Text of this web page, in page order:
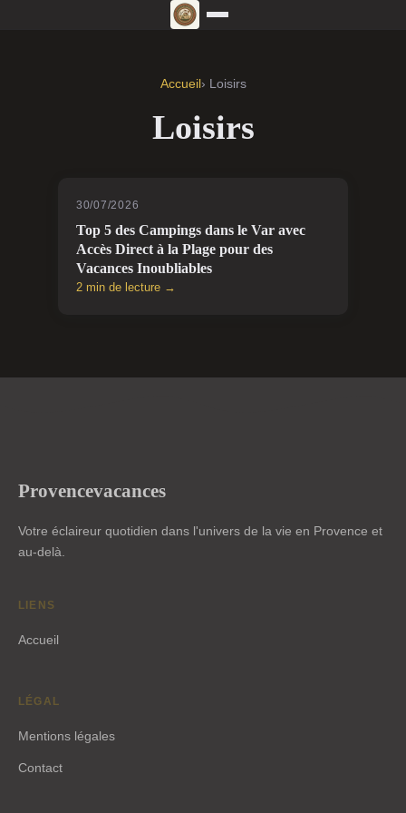
Accueil › Loisirs
Loisirs
30/07/2026
Top 5 des Campings dans le Var avec
Accès Direct à la Plage pour des
Vacances Inoubliables
2 min de lecture →
Provencevacances
Votre éclaireur quotidien dans l'univers de la vie en Provence et
au-delà.
LIENS
Accueil
LÉGAL
Mentions légales
Contact